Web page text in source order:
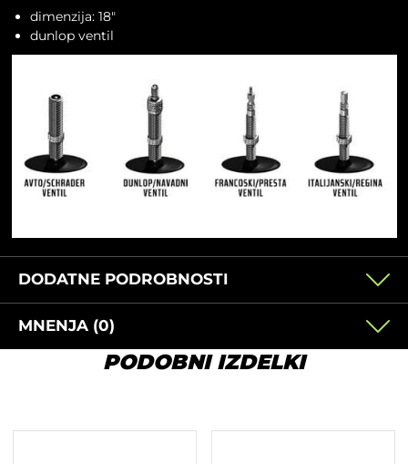
dimenzija: 18″
dunlop ventil
DODATNE PODROBNOSTI
MNENJA (0)
PODOBNI IZDELKI